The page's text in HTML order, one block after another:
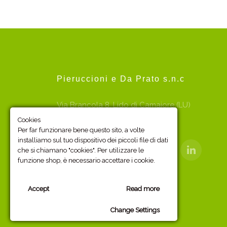
Pieruccioni e Da Prato s.n.c
Via Brancola 8, Lido di Camaiore (LU)
Cookies
Per far funzionare bene questo sito, a volte
installiamo sul tuo dispositivo dei piccoli file di dati
che si chiamano "cookies". Per utilizzare le
funzione shop, è necessario accettare i cookie.
Accept Read more
Change Settings